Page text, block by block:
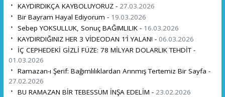
KAYDIRDIKÇA KAYBOLUYORUZ - 27.03.2026
Bir Bayram Hayal Ediyorum - 19.03.2026
Sebep YOKSULLUK, Sonuç BAĞIMLILIK - 16.03.2026
KAYDIRDIĞINIZ HER 3 VİDEODAN 1’İ YALAN! - 06.03.2026
İÇ CEPHEDEKİ GİZLİ FÜZE: 78 MİLYAR DOLARLIK TEHDİT -
01.03.2026
Ramazan-ı Şerif: Bağımlılıklardan Arınmış Tertemiz Bir Sayfa -
27.02.2026
BU RAMAZAN BİR TEBESSÜM İNŞA EDELİM - 23.02.2026